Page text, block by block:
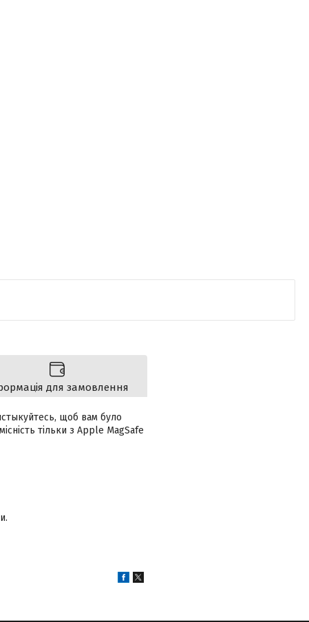
для замовлення
щоб вам було
тільки з Apple MagSafe